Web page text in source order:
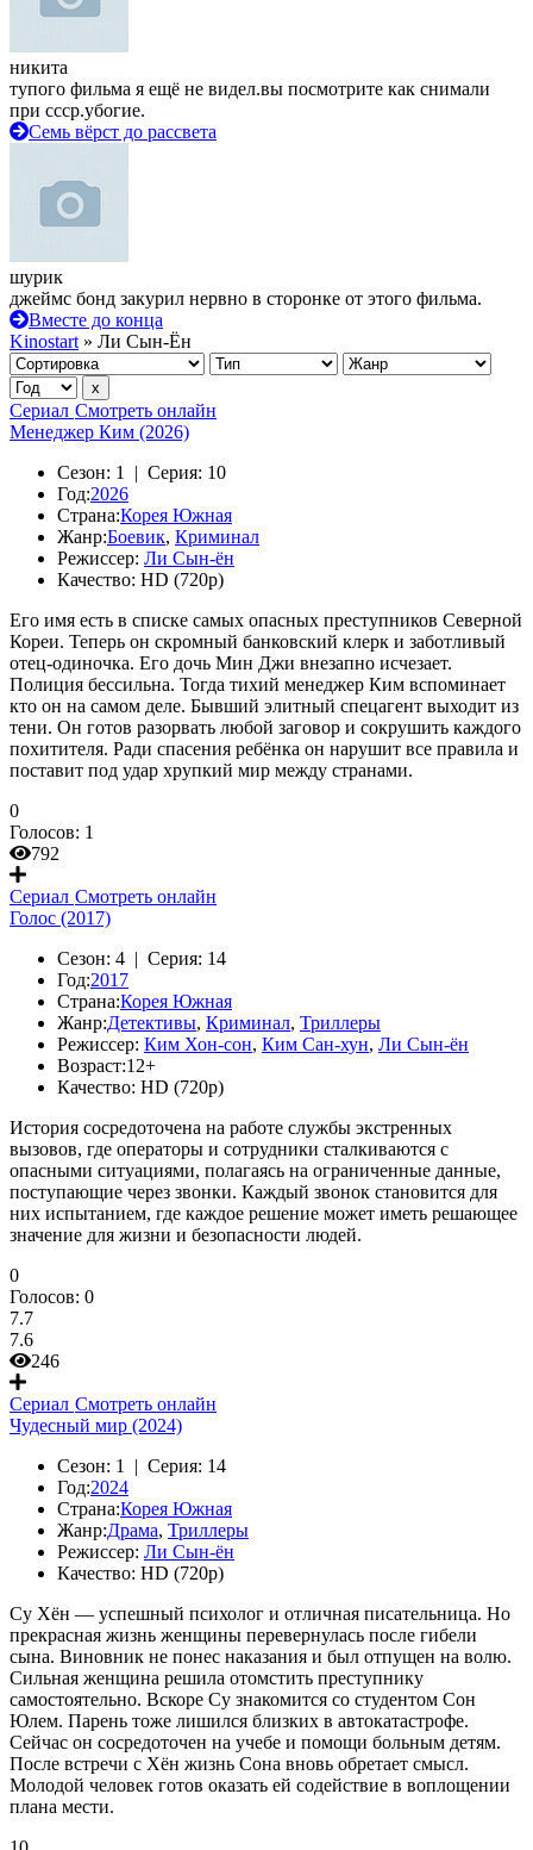
никита
тупого фильма я ещё не видел.вы посмотрите как снимали
при ссср.убогие.
Семь вёрст до рассвета
шурик
джеймс бонд закурил нервно в сторонке от этого фильма.
Вместе до конца
Kinostart » Ли Сын-Ён
Сериал Смотреть онлайн
Менеджер Ким (2026)
Сезон: 1 | Серия: 10
Год:2026
Страна:Корея Южная
Жанр:Боевик, Криминал
Режиссер: Ли Сын-ён
Качество: HD (720p)
Его имя есть в списке самых опасных преступников Северной
Кореи. Теперь он скромный банковский клерк и заботливый
отец-одиночка. Его дочь Мин Джи внезапно исчезает.
Полиция бессильна. Тогда тихий менеджер Ким вспоминает
кто он на самом деле. Бывший элитный спецагент выходит из
тени. Он готов разорвать любой заговор и сокрушить каждого
похитителя. Ради спасения ребёнка он нарушит все правила и
поставит под удар хрупкий мир между странами.
0
Голосов: 1
792
Сериал Смотреть онлайн
Голос (2017)
Сезон: 4 | Серия: 14
Год:2017
Страна:Корея Южная
Жанр:Детективы, Криминал, Триллеры
Режиссер: Ким Хон-сон, Ким Сан-хун, Ли Сын-ён
Возраст:12+
Качество: HD (720p)
История сосредоточена на работе службы экстренных
вызовов, где операторы и сотрудники сталкиваются с
опасными ситуациями, полагаясь на ограниченные данные,
поступающие через звонки. Каждый звонок становится для
них испытанием, где каждое решение может иметь решающее
значение для жизни и безопасности людей.
0
Голосов: 0
7.7
7.6
246
Сериал Смотреть онлайн
Чудесный мир (2024)
Сезон: 1 | Серия: 14
Год:2024
Страна:Корея Южная
Жанр:Драма, Триллеры
Режиссер: Ли Сын-ён
Качество: HD (720p)
Су Хён — успешный психолог и отличная писательница. Но
прекрасная жизнь женщины перевернулась после гибели
сына. Виновник не понес наказания и был отпущен на волю.
Сильная женщина решила отомстить преступнику
самостоятельно. Вскоре Су знакомится со студентом Сон
Юлем. Парень тоже лишился близких в автокатастрофе.
Сейчас он сосредоточен на учебе и помощи больным детям.
После встречи с Хён жизнь Сона вновь обретает смысл.
Молодой человек готов оказать ей содействие в воплощении
плана мести.